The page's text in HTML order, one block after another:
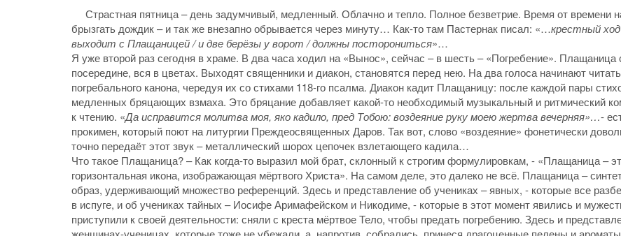
Страстная пятница – день задумчивый, медленный. Облачно и тепло. Полное безветрие. Время от времени
брызгать дождик – и так же внезапно обрывается через минуту… Как-то там Пастернак писал: «…крестный
выходит с Плащаницей / и две берёзы у ворот / должны посторониться»…
Я уже второй раз сегодня в храме. В два часа ходил на «Вынос», сейчас – в шесть – «Погребение». Плащаница
посередине, вся в цветах. Выходят священники и диакон, становятся перед нею. На два голоса начинают
погребального канона, чередуя их со стихами 118-го псалма. Диакон кадит Плащаницу: после каждой пары
медленных бряцающих взмаха. Это бряцание добавляет какой-то необходимый музыкальный и ритмический
к чтению. «Да исправится молитва моя, яко кадило, пред Тобою: воздеяние руку моею жертва вечерняя»…-
прокимен, который поют на литургии Преждеосвященных Даров. Так вот, слово «воздеяние» фонетически
точно передаёт этот звук – металлический шорох цепочек взлетающего кадила…
Что такое Плащаница? – Как когда-то выразил мой брат, склонный к строгим формулировкам, - «Плащаница –
горизонтальная икона, изображающая мёртвого Христа». На самом деле, это далеко не всё. Плащаница –
образ, удерживающий множество референций. Здесь и представление об учениках – явных, - которые все
в испуге, и об учениках тайных – Иосифе Аримафейском и Никодиме, - которые в этот момент явились и
приступили к своей деятельности: сняли с креста мёртвое Тело, чтобы предать погребению. Здесь и